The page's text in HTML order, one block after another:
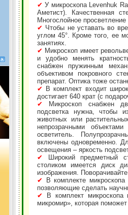
✔ У микроскопа Levenhuk
Аметист). Качественная
Многослойное просветление
✔ Чтобы не уставать во
углом 45°. Кроме того, ее
занятиях.
✔ Микроскоп имеет
и удобно менять
снабжен пружинным
объективом покровного
препарат. Оптика тоже
✔ В комплект входит
достигает 640 крат (с
✔ Микроскоп снабжен
подсветка нужна, чтобы
животных или
непрозрачными
осветитель.
включены одновременно.
освещения – яркость
✔ Широкий предметный
столиком имеется диск
изображения.
✔ В комплекте
позволяющие сделать
✔ В комплект микроскопа
микромир», которая